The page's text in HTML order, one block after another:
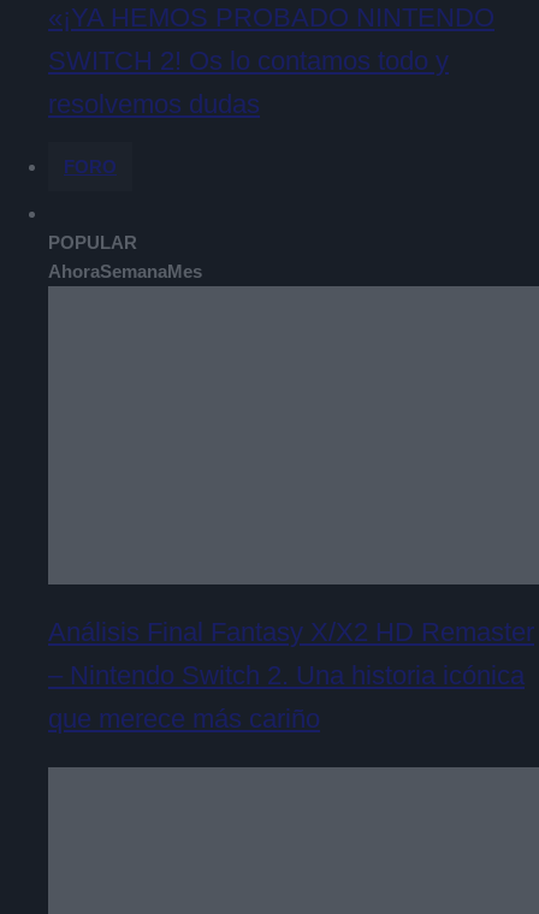
«¡YA HEMOS PROBADO NINTENDO
SWITCH 2! Os lo contamos todo y
resolvemos dudas
FORO
POPULAR
AhoraSemanaMes
Análisis Final Fantasy X/X2 HD Remaster
– Nintendo Switch 2. Una historia icónica
que merece más cariño